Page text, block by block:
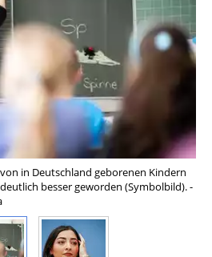
in Deutschland geborenen Kindern
besser geworden (Symbolbild). -